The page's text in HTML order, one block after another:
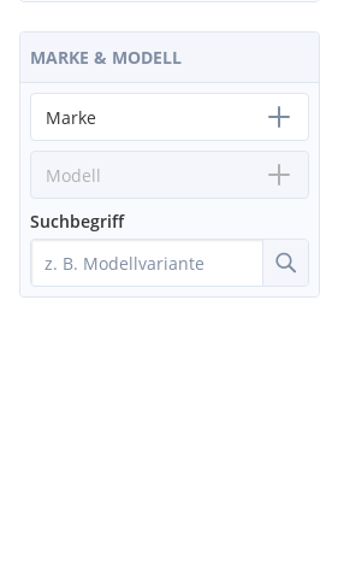
MARKE & MODELL
Marke
Modell
Suchbegriff